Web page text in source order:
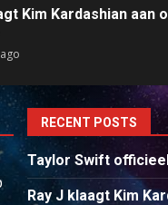
Kim Kardashian aan
RECENT POSTS
Taylor Swift
Ray J klaagt Kim